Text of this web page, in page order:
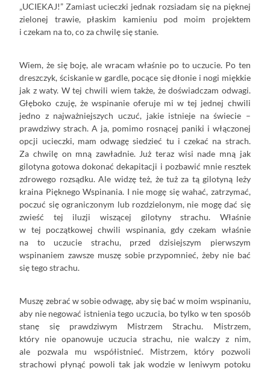
„UCIEKAJ!” Zamiast ucieczki jednak rozsiadam się na pięknej
zielonej trawie, płaskim kamieniu pod moim projektem
i czekam na to, co za chwilę się stanie.
Wiem, że się boję, ale wracam właśnie po to uczucie. Po ten
dreszczyk, ściskanie w gardle, pocące się dłonie i nogi miękkie
jak z waty. W tej chwili wiem także, że doświadczam odwagi.
Głęboko czuję, że wspinanie oferuje mi w tej jednej chwili
jedno z najważniejszych uczuć, jakie istnieje na świecie –
prawdziwy strach. A ja, pomimo rosnącej paniki i włączonej
opcji ucieczki, mam odwagę siedzieć tu i czekać na strach.
Za chwilę on mną zawładnie. Już teraz wisi nade mną jak
gilotyna gotowa dokonać dekapitacji i pozbawić mnie resztek
zdrowego rozsądku. Ale widzę też, że tuż za tą gilotyną leży
kraina Pięknego Wspinania. I nie mogę się wahać, zatrzymać,
poczuć się ograniczonym lub rozdzielonym, nie mogę dać się
zwieść tej iluzji wiszącej gilotyny strachu. Właśnie
w tej początkowej chwili wspinania, gdy czekam właśnie
na to uczucie strachu, przed dzisiejszym pierwszym
wspinaniem zawsze muszę sobie przypomnieć, żeby nie bać
się tego strachu.
Muszę zebrać w sobie odwagę, aby się bać w moim wspinaniu,
aby nie negować istnienia tego uczucia, bo tylko w ten sposób
stanę się prawdziwym Mistrzem Strachu. Mistrzem,
który nie opanowuje uczucia strachu, nie walczy z nim,
ale pozwala mu współistnieć. Mistrzem, który pozwoli
strachowi płynąć powoli tak jak wodzie w leniwym potoku